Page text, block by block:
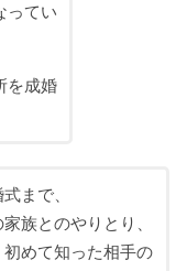
ってい
を成婚
まで、
族とのやりとり、
めて知った相手の